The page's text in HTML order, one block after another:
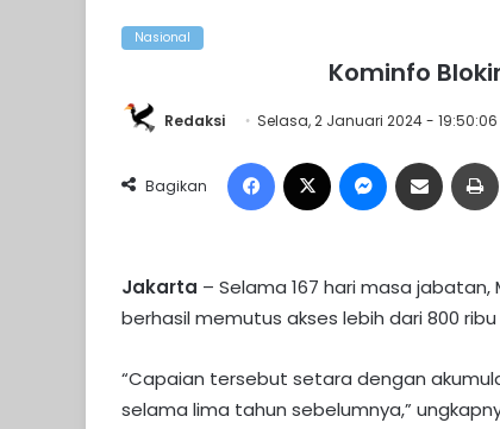
Nasional
Kominfo
Redaksi Selasa, 2 Januari 2024 - 19:50:06
Bagikan
Facebook Messenger
Share via Email
Jakarta – Selama 167 hari masa
berhasil memutus akses lebih dari 800
“Capaian tersebut setara dengan
selama lima tahun sebelumnya,”